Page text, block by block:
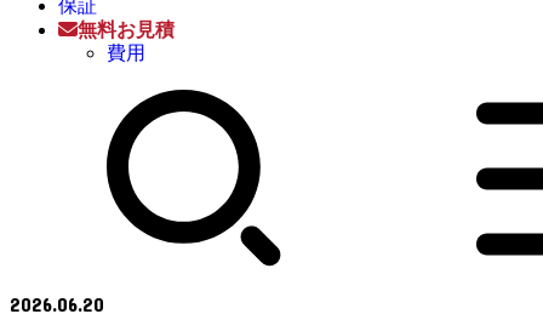
保証
無料お見積
費用
2026.06.20